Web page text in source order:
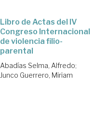
Libro de Actas del IV
Congreso Internacional
de violencia filio-
parental
Abadías Selma, Alfredo;
Junco Guerrero, Miriam